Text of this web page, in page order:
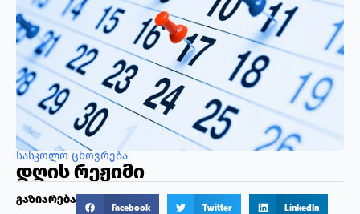
სასკოლო ცხოვრება
დღის რეჟიმი
გაზიარება
Facebook Twitter LinkedIn